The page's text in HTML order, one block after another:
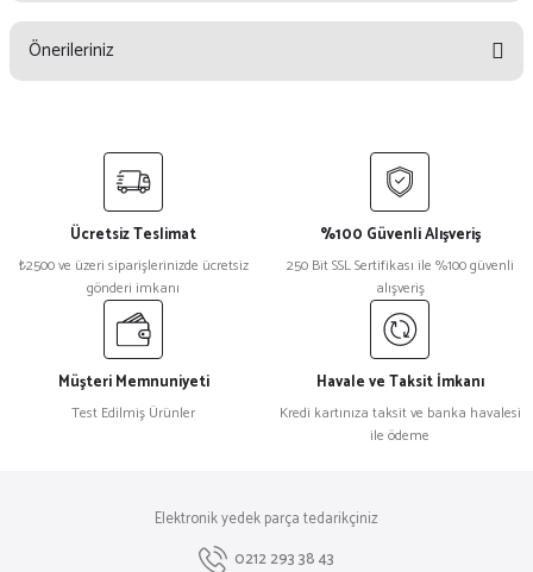
Yorum Yaz
Önerileriniz
yetersiz gördüğünüz noktaları öneri formunu kullanarak tarafımıza
Görüş ve önerileriniz için teşekkür ederiz.
Ürün resmi kalitesiz, bozuk veya görüntülenemiyor.
Ürün açıklamasında eksik bilgiler bulunuyor.
Ürün bilgilerinde hatalar bulunuyor.
Ürün fiyatı diğer sitelerden daha pahalı.
Bu ürüne benzer farklı alternatifler olmalı.
Gönder
Ücretsiz Teslimat
₺2500 ve üzeri siparişlerinizde ücretsiz
gönderi imkanı
%100 Güvenli Alışveriş
250 Bit SSL Sertifikası ile %100 güvenli
alışveriş
Müşteri Memnuniyeti
Test Edilmiş Ürünler
Havale ve Taksit İmkanı
Kredi kartınıza taksit ve banka havalesi
ile ödeme
Elektronik yedek parça tedarikçiniz
0212 293 38 43